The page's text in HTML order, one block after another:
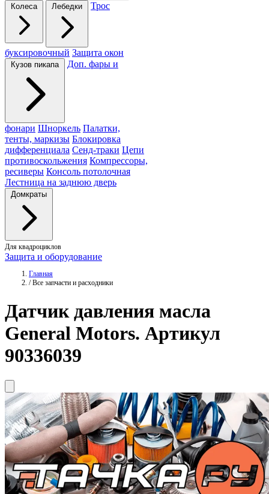
Колеса Лебедки Трос
буксировочный Защита окон
Кузов пикапа Доп. фары и
фонари Шноркель Палатки,
тенты, маркизы Блокировка
дифференциала Сенд-траки Цепи
противоскольжения Компрессоры,
ресиверы Консоль потолочная
Лестница на заднюю дверь
Домкраты
Для квадроциклов
Защита и оборудование
Главная
/ Все запчасти и расходники
Датчик давления масла
General Motors. Артикул
90336039